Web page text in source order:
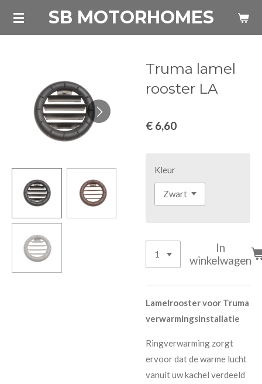
Ga
SB MOTORHOMES
Truma lamel
rooster LA
€ 6,60
Kleur
In
winkelwagen
Lamelrooster voor Truma
verwarmingsinstallatie
Ringverwarming zorgt
ervoor dat de warme lucht
vanuit uw kachel verdeeld